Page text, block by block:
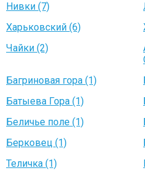
Нивки (7)
Харьковский (6)
Чайки (2)
Багриновая гора (1)
Батыева Гора (1)
Беличье поле (1)
Берковец (1)
Теличка (1)